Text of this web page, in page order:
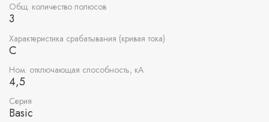
Общ. количество полюсов
3
Характеристика срабатывания (кривая тока)
C
Ном. отключающая способность, кА
4,5
Серия
Basic